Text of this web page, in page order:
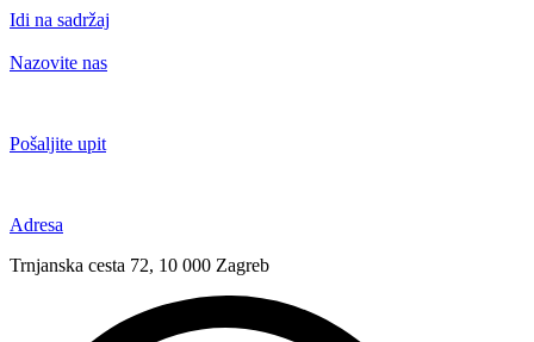
Idi na sadržaj
Nazovite nas
Pošaljite upit
Adresa
Trnjanska cesta 72, 10 000 Zagreb